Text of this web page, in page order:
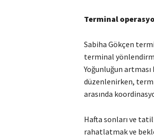
Terminal
Sabiha Gökçen
terminal
Yoğunluğun
düzenlenirken,
arasında
Hafta sonları ve tatil
rahatlatmak ve